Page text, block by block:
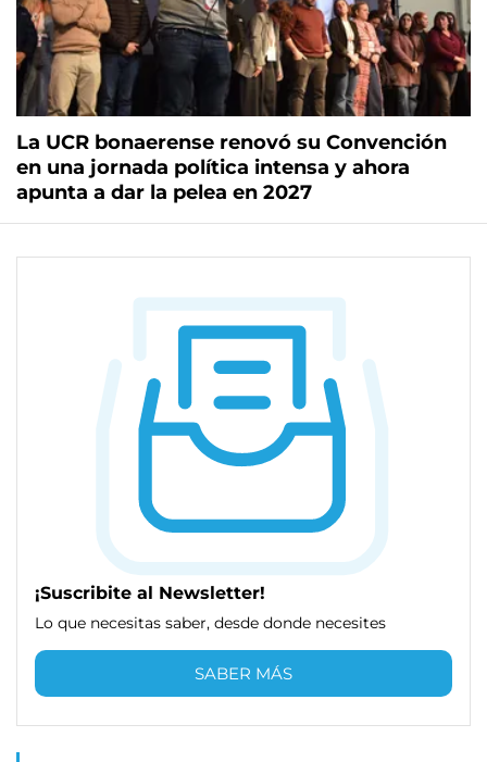
La UCR bonaerense renovó su Convención
en una jornada política intensa y ahora
apunta a dar la pelea en 2027
¡Suscribite al Newsletter!
Lo que necesitas saber, desde donde necesites
SABER MÁS